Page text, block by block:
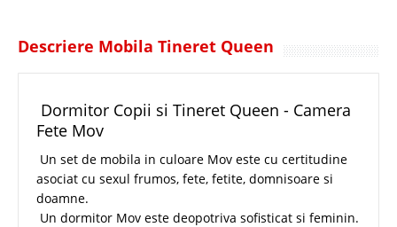
Descriere Mobila Tineret Queen
Dormitor Copii si Tineret Queen - Camera
Fete Mov
Un set de mobila in culoare Mov este cu certitudine
asociat cu sexul frumos, fete, fetite, domnisoare si
doamne.
Un dormitor Mov este deopotriva sofisticat si feminin.